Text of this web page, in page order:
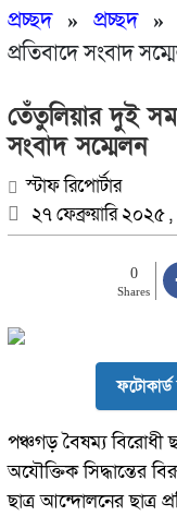
প্রচ্ছদ» প্রচ্ছদ»
প্রতিবাদে সংবাদ
তেঁতুলিয়ার দুই
সংবাদ সম্মেলন
স্টাফ রিপোর্টার
২৭ ফেব্রুয়ারি ২০২৫
0
Shares
পঞ্চগড় বৈষম্য বিরোধী
অযৌক্তিক সিদ্ধান্তের
ছাত্র আন্দোলনের ছাত্র